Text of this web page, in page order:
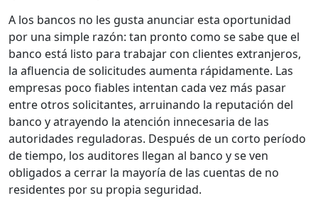
A los bancos no les gusta anunciar esta oportunidad
por una simple razón: tan pronto como se sabe que el
banco está listo para trabajar con clientes extranjeros,
la afluencia de solicitudes aumenta rápidamente. Las
empresas poco fiables intentan cada vez más pasar
entre otros solicitantes, arruinando la reputación del
banco y atrayendo la atención innecesaria de las
autoridades reguladoras. Después de un corto período
de tiempo, los auditores llegan al banco y se ven
obligados a cerrar la mayoría de las cuentas de no
residentes por su propia seguridad.